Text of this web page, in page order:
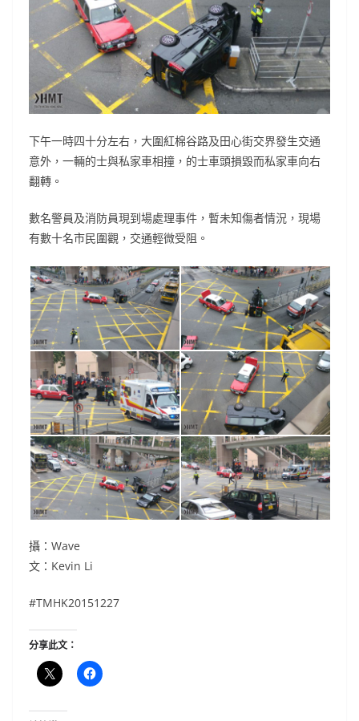
下午一時四十分左右，大圍紅棉谷路及田心街交界發生交通
意外，一輛的士與私家車相撞，的士車頭損毀而私家車向右
翻轉。
數名警員及消防員現到場處理事件，暫未知傷者情況，現場
有數十名市民圍觀，交通輕微受阻。
攝：Wave
文：Kevin Li
#TMHK20151227
分享此文：